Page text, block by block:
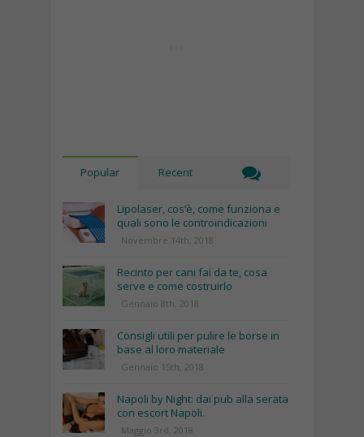
Popular Recent
Lipolaser, cos’è, come funziona e
quali sono le controindicazioni
Novembre 14th, 2018
Recinto per cani fai da te, cosa
serve e come costruirlo
Gennaio 8th, 2018
Consigli utili per pulire le borse in
base al loro materiale
Gennaio 15th, 2018
Napoli by Night: dai pub alla serata
con escort Napoli.
Maggio 3rd, 2018